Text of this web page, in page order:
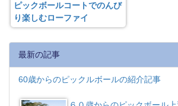
ピックボールコートでのんび
り楽しむローファイ
最新の記事
60歳からのピックルボールの紹介記事